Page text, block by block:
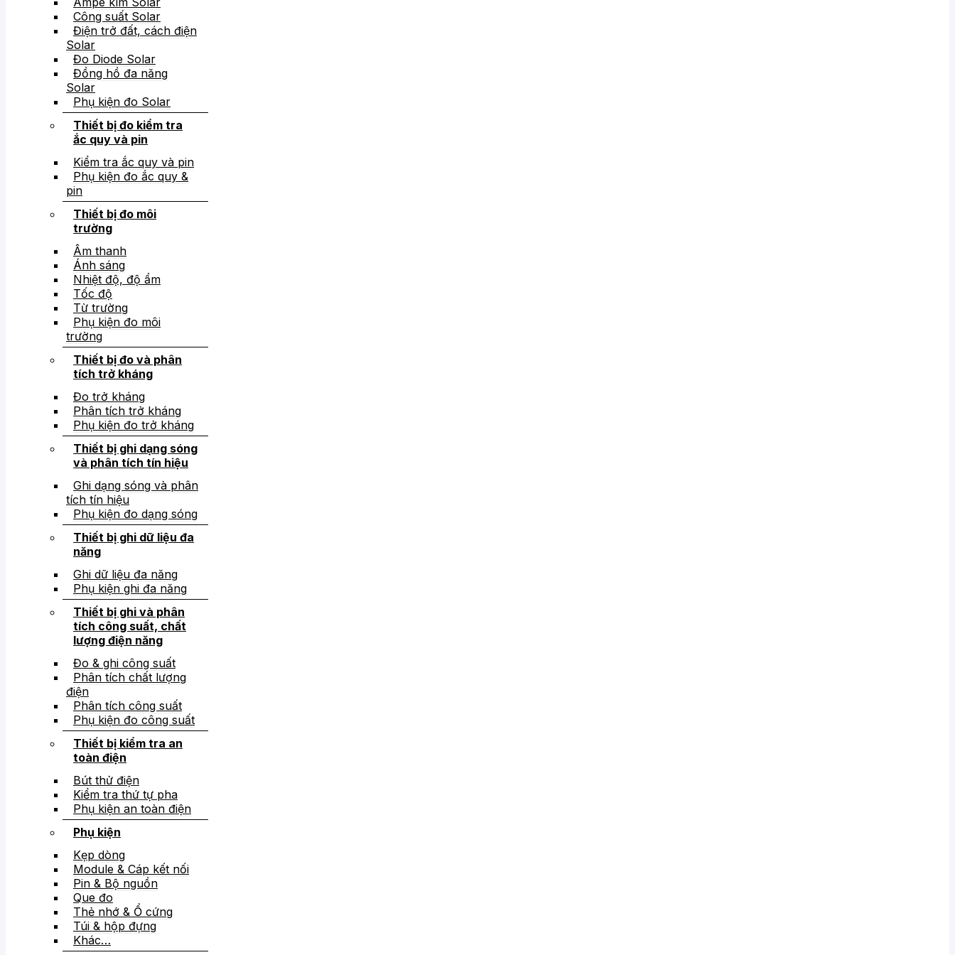
Công suất Solar
Điện trở đất, cách điện
Solar
Đo Diode Solar
Đồng hồ đa năng
Solar
Phụ kiện đo Solar
Thiết bị đo kiểm tra
ắc quy và pin
Kiểm tra ắc quy và pin
Phụ kiện đo ắc quy &
pin
Thiết bị đo môi
trường
Âm thanh
Ánh sáng
Nhiệt độ, độ ẩm
Tốc độ
Từ trường
Phụ kiện đo môi
trường
Thiết bị đo và phân
tích trở kháng
Đo trở kháng
Phân tích trở kháng
Phụ kiện đo trở kháng
Thiết bị ghi dạng sóng
và phân tích tín hiệu
Ghi dạng sóng và phân
tích tín hiệu
Phụ kiện đo dạng sóng
Thiết bị ghi dữ liệu đa
năng
Ghi dữ liệu đa năng
Phụ kiện ghi đa năng
Thiết bị ghi và phân
tích công suất, chất
lượng điện năng
Đo & ghi công suất
Phân tích chất lượng
điện
Phân tích công suất
Phụ kiện đo công suất
Thiết bị kiểm tra an
toàn điện
Bút thử điện
Kiểm tra thứ tự pha
Phụ kiện an toàn điện
Phụ kiện
Kẹp dòng
Module & Cáp kết nối
Pin & Bộ nguồn
Que đo
Thẻ nhớ & Ổ cứng
Túi & hộp đựng
Khác…